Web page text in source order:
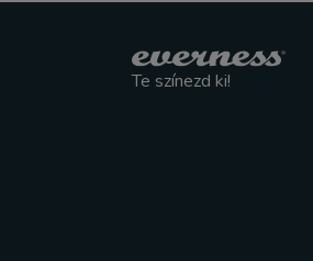
Te színezd ki!